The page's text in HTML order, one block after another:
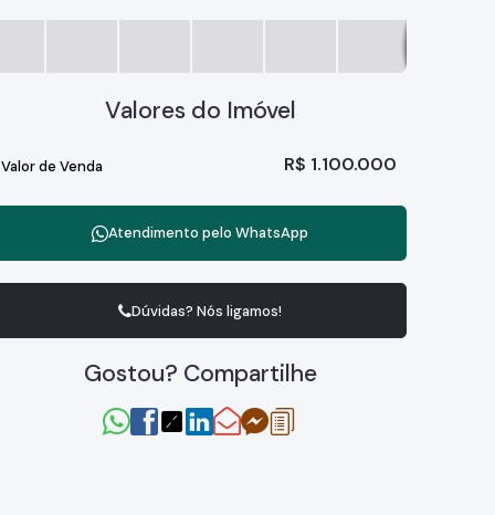
Valores do Imóvel
R$ 1.100.000
Valor de Venda
Atendimento pelo WhatsApp
Dúvidas? Nós ligamos!
Gostou? Compartilhe